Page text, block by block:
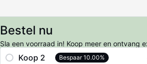
Bestel nu
Sla een voorraad in! Koop meer en ontvang
Koop 2 Bespaar 10.00%